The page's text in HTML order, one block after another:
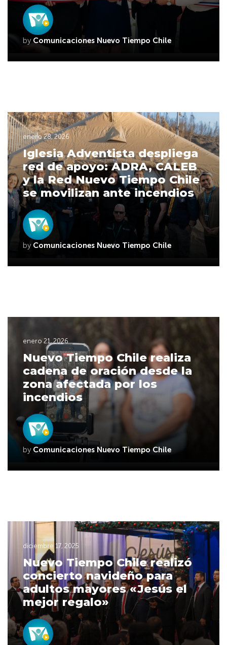
by Comunicaciones Nuevo Tiempo Chile
enero 28, 2026
Iglesia Adventista despliega
red de apoyo: ADRA, CALEB
y la Red Nuevo Tiempo Chile
se movilizan ante incendios
by Comunicaciones Nuevo Tiempo Chile
enero 21, 2026
Nuevo Tiempo Chile realiza
cadena de oración desde la
zona afectada por los
incendios
by Comunicaciones Nuevo Tiempo Chile
diciembre 17, 2025
Nuevo Tiempo Chile realizó
concierto navideño para
adultos mayores «Jesús el
mejor regalo»